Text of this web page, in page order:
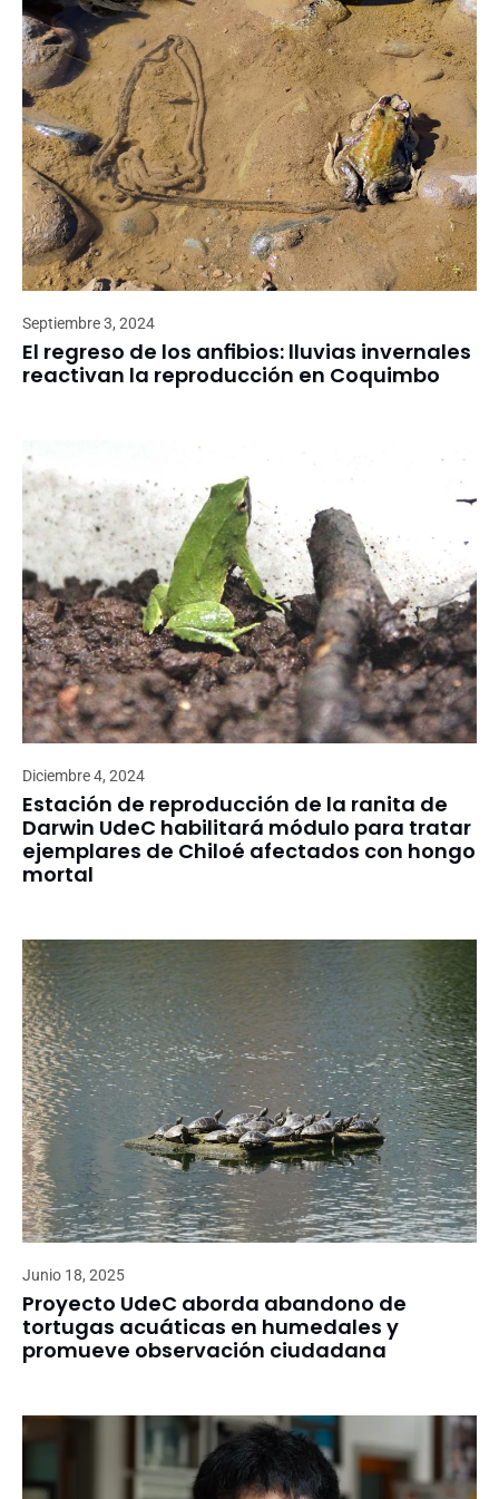
Septiembre 3, 2024
El regreso de los anfibios: lluvias invernales
reactivan la reproducción en Coquimbo
Diciembre 4, 2024
Estación de reproducción de la ranita de
Darwin UdeC habilitará módulo para tratar
ejemplares de Chiloé afectados con hongo
mortal
Junio 18, 2025
Proyecto UdeC aborda abandono de
tortugas acuáticas en humedales y
promueve observación ciudadana